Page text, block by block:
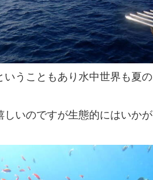
いうこともあり水中世界も夏
しいのですが生態的にはいか